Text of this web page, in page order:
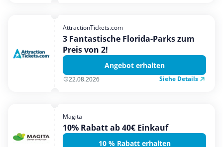
AttractionTickets.com
3 Fantastische Florida-Parks zum
Preis von 2!
Angebot erhalten
22.08.2026 Siehe Details
Magita
10% Rabatt ab 40€ Einkauf
10 % Rabatt erhalten